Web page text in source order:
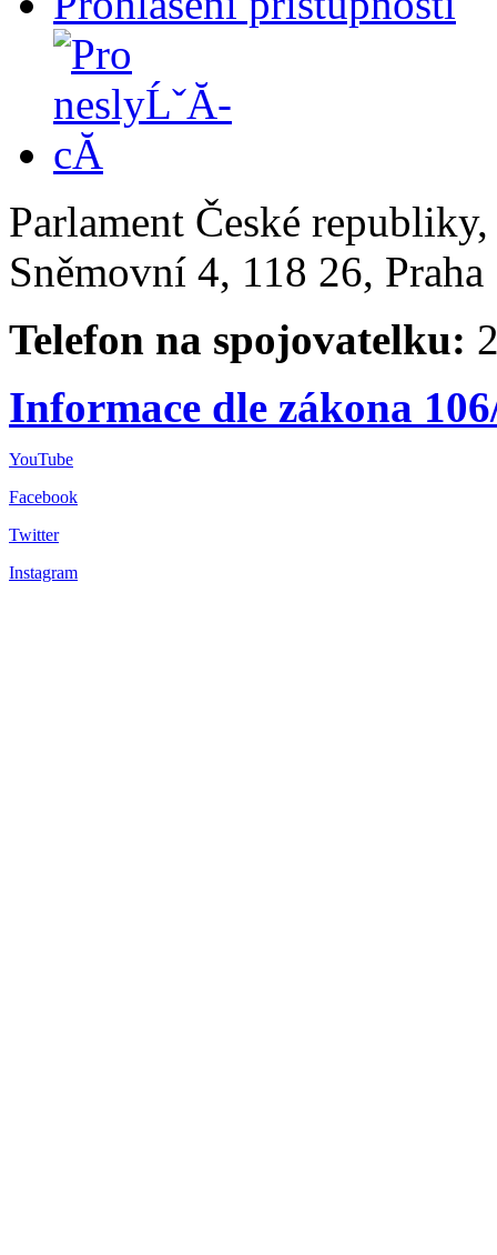
Parlament České
Sněmovní 4, 118 26,
Telefon na spojovatelku:
Informace dle zákona
YouTube
Facebook
Twitter
Instagram